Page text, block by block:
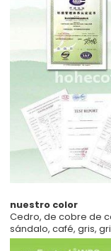
nuestro color
Cedro, de cobre de
sándalo, café, gris,